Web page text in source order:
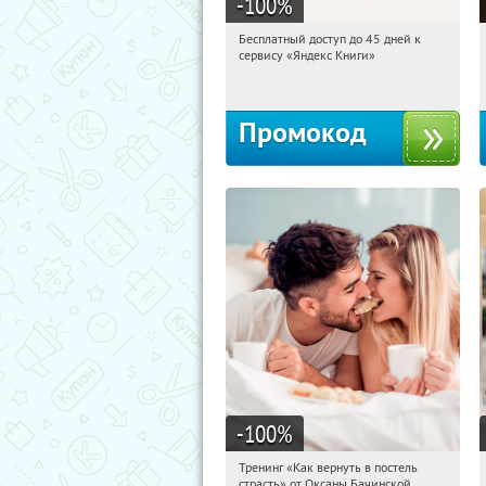
07:38:49
Получи первым!
Бесплатный доступ до 45 дней к
сервису «Яндекс Книги»
Промокод
-100%
07:38:49 Получили:
Тренинг «Как вернуть в постель